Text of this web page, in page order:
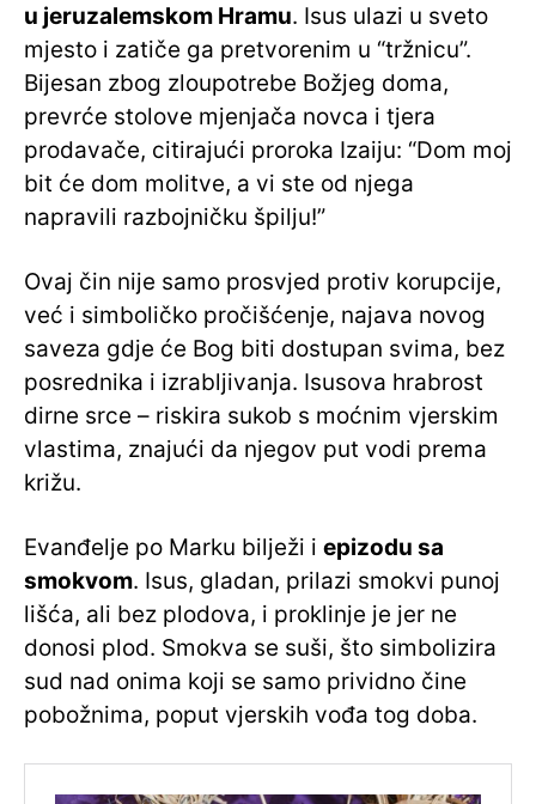
u jeruzalemskom Hramu. Isus ulazi u sveto
mjesto i zatiče ga pretvorenim u “tržnicu”.
Bijesan zbog zloupotrebe Božjeg doma,
prevrće stolove mjenjača novca i tjera
prodavače, citirajući proroka Izaiju: “Dom moj
bit će dom molitve, a vi ste od njega
napravili razbojničku špilju!”
Ovaj čin nije samo prosvjed protiv korupcije,
već i simboličko pročišćenje, najava novog
saveza gdje će Bog biti dostupan svima, bez
posrednika i izrabljivanja. Isusova hrabrost
dirne srce – riskira sukob s moćnim vjerskim
vlastima, znajući da njegov put vodi prema
križu.
Evanđelje po Marku bilježi i epizodu sa
smokvom. Isus, gladan, prilazi smokvi punoj
lišća, ali bez plodova, i proklinje je jer ne
donosi plod. Smokva se suši, što simbolizira
sud nad onima koji se samo prividno čine
pobožnima, poput vjerskih vođa tog doba.